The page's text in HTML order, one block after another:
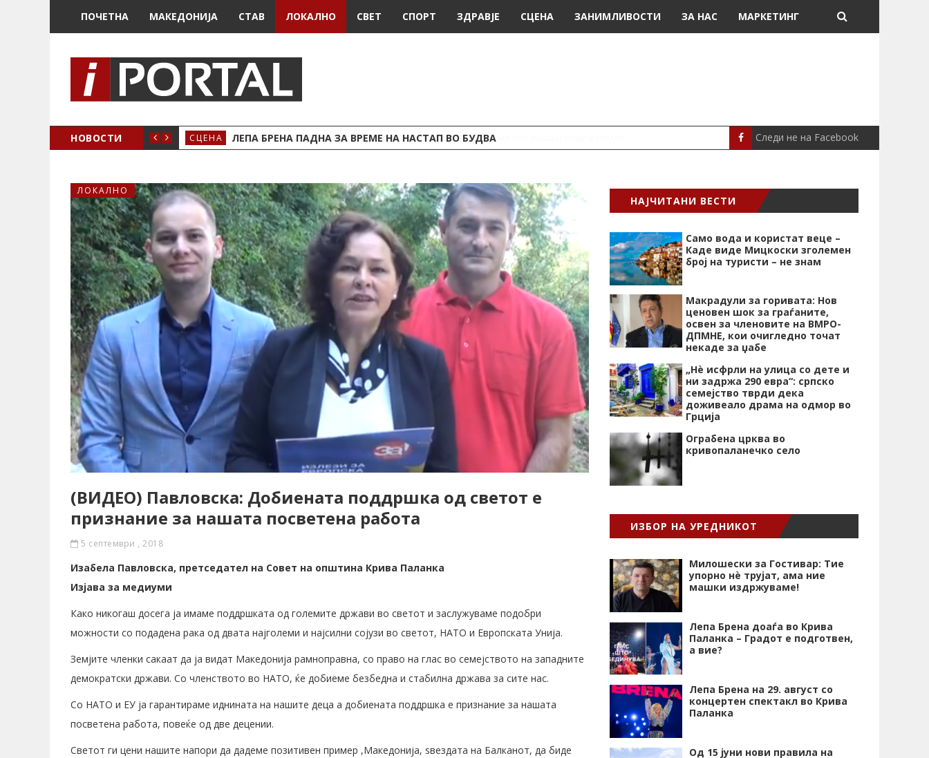
ПОЧЕТНА МАКЕДОНИЈА СТАВ ЛОКАЛНО СВЕТ СПОРТ ЗДРАВЈЕ СЦЕНА ЗАНИМЛИВОСТИ ЗА НАС МАРКЕТИНГ
НОВОСТИ СЦЕНА ЛЕПА БРЕНА ПАДНА ЗА ВРЕМЕ НА НАСТАП ВО БУДВА СЦЕНА „СРЦЕВИОТ УДАР Е
Следи не на Facebook
ЛОКАЛНО
(ВИДЕО) Павловска: Добиената поддршка од светот е
признание за нашата посветена работа
5 септември , 2018
Изабела Павловска, претседател на Совет на општина Крива Паланка
Изјава за медиуми
Како никогаш досега ја имаме поддршката од големите држави во светот и заслужуваме подобри
можности со подадена рака од двата најголеми и најсилни сојузи во светот, НАТО и Европската Унија.
Земјите членки сакаат да ја видат Македонија рамноправна, со право на глас во семејството на западните
демократски држави. Со членството во НАТО, ќе добиеме безбедна и стабилна држава за сите нас.
Со НАТО и ЕУ ја гарантираме иднината на нашите деца а добиената поддршка е признание за нашата
посветена работа, повеќе од две децении.
Светот ги цени нашите напори да дадеме позитивен пример ,Македонија, ѕвездата на Балканот, да биде
НАЈЧИТАНИ ВЕСТИ
Само вода и користат веце –
Каде виде Мицкоски зголемен
број на туристи – не знам
Макрадули за горивата: Нов
ценовен шок за граѓаните,
освен за членовите на ВМРО-
ДПМНЕ, кои очигледно точат
некаде за џабе
„Нѐ исфрли на улица со дете и
ни задржа 290 евра“: српско
семејство тврди дека
доживеало драма на одмор во
Грција
Ограбена црква во
кривопаланечко село
ИЗБОР НА УРЕДНИКОТ
Милошески за Гостивар: Тие
упорно нѐ трујат, ама ние
машки издржуваме!
Лепа Брена доаѓа во Крива
Паланка – Градот е подготвен,
а вие?
Лепа Брена на 29. август со
концертен спектакл во Крива
Паланка
Од 15 јуни нови правила на